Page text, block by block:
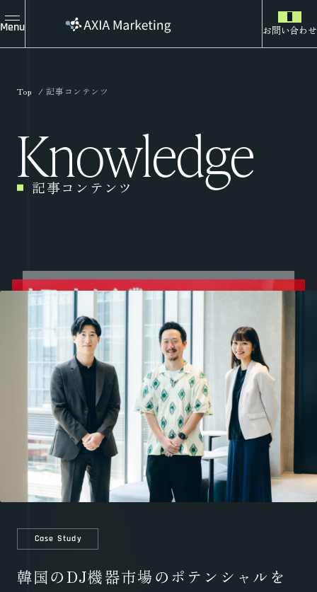
Menu お問い合わせ
Top 記事コンテンツ
Knowledge
記事コンテンツ
Case Study
韓国のDJ機器市場のポテンシャルを